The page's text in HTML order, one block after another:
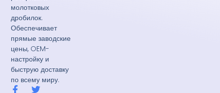
молотковых
дробилок.
Обеспечивает
прямые заводские
цены, OEM-
настройку и
быструю доставку
по всему миру.
F
T